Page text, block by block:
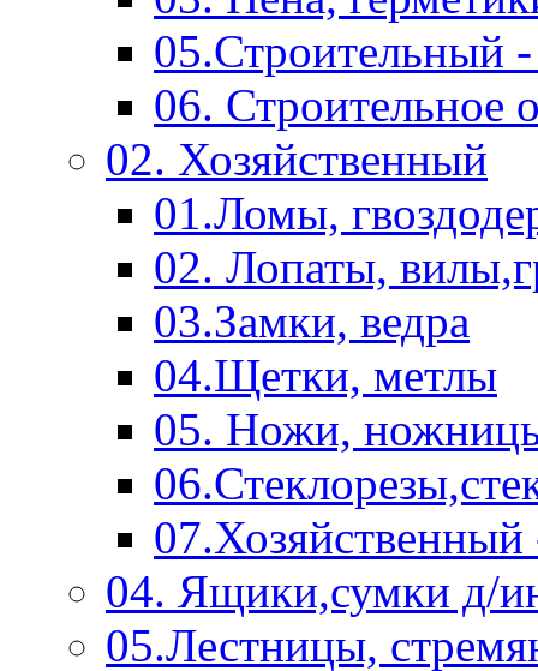
05.Строительный
06. Строительное
02. Хозяйственный
01.Ломы,
02. Лопаты,
03.Замки, ведра
04.Щетки, метлы
05. Ножи,
07.Хозяйственный
04. Ящики,сумки д/
05.Лестницы,